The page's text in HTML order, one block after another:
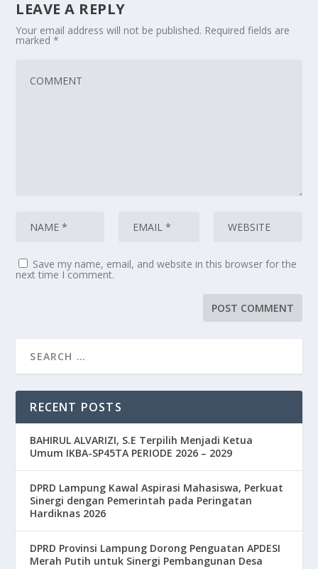
LEAVE A REPLY
Your email address will not be published. Required fields are
marked*
Save my name, email, and website in this browser for the
next time I comment.
RECENT POSTS
BAHIRUL ALVARIZI, S.E Terpilih Menjadi Ketua
Umum IKBA-SP45TA PERIODE 2026 – 2029
DPRD Lampung Kawal Aspirasi Mahasiswa, Perkuat
Sinergi dengan Pemerintah pada Peringatan
Hardiknas 2026
DPRD Provinsi Lampung Dorong Penguatan APDESI
Merah Putih untuk Sinergi Pembangunan Desa